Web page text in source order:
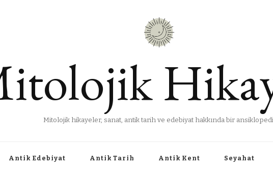
Mitolojik hikayeler, sanat, antik tarih ve edebiyat hakkında bir
Antik Edebiyat Antik Tarih Antik Kent Seyahat